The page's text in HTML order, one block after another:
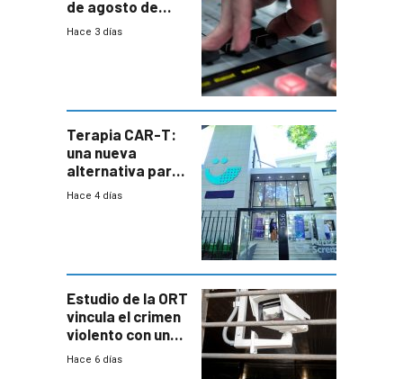
de agosto de
2026
Hace 3 días
Terapia CAR-T:
una nueva
alternativa para
niños y
Hace 4 días
Estudio de la ORT
vincula el crimen
violento con una
menor creación
Hace 6 días